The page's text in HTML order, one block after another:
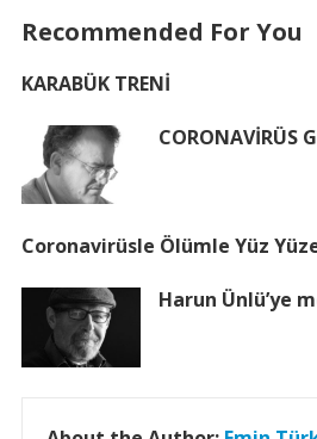
Recommended For You
KARABÜK TRENİ
CORONAVİRÜS
Coronavirüsle Ölümle Yüz
Harun Ünlü’ye